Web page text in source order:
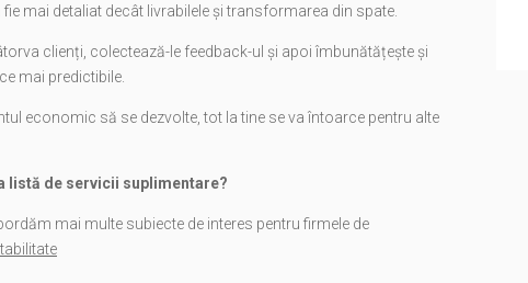
mai detaliat decât livrabilele și transformarea din spate.
clienți, colectează-le feedback-ul și apoi îmbunătățește și
mai predictibile.
economic să se dezvolte, tot la tine se va întoarce pentru alte
listă de servicii suplimentare?
mai multe subiecte de interes pentru firmele de